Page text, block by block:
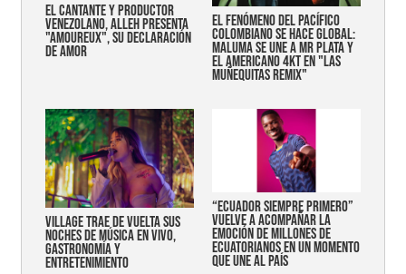
EL CANTANTE Y PRODUCTOR
VENEZOLANO, ALLEH PRESENTA
"AMOUREUX", SU DECLARACIÓN
DE AMOR
EL FENÓMENO DEL PACÍFICO
COLOMBIANO SE HACE GLOBAL:
MALUMA SE UNE A MR PLATA Y
EL AMERICANO 4KT EN "LAS
MUÑEQUITAS REMIX"
Village trae de vuelta sus
noches de música en vivo,
gastronomía y
entretenimiento
“Ecuador siempre primero”
vuelve a acompañar la
emoción de millones de
ecuatorianos en un momento
que une al país